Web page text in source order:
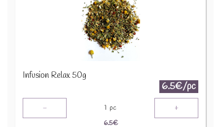
Infusion Relax 50g
6.5€/pc
- 1 pc +
6.5€